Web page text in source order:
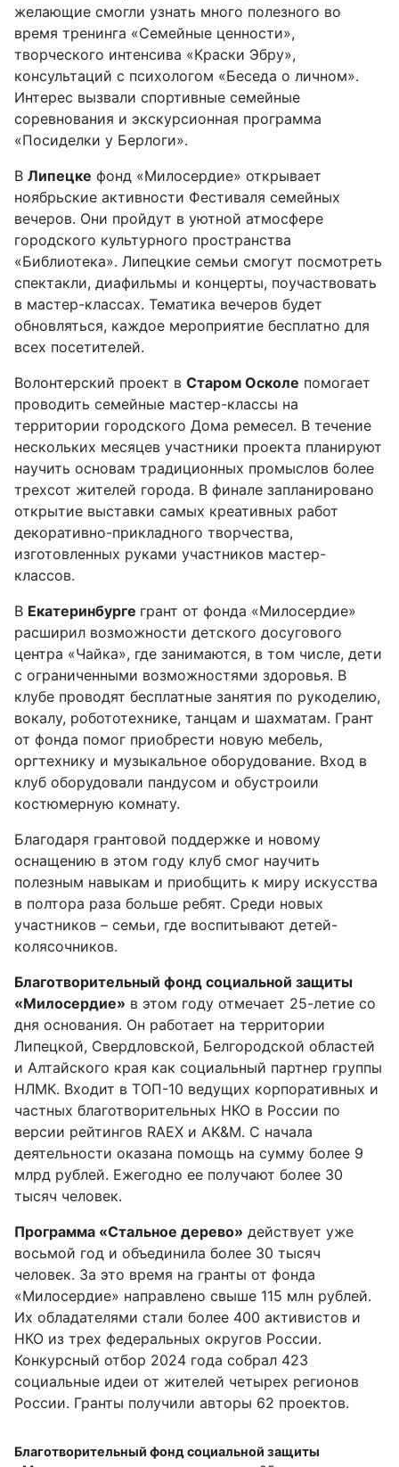
желающие смогли узнать много полезного во
время тренинга «Семейные ценности»,
творческого интенсива «Краски Эбру»,
консультаций с психологом «Беседа о личном».
Интерес вызвали спортивные семейные
соревнования и экскурсионная программа
«Посиделки у Берлоги».
В Липецке фонд «Милосердие» открывает
ноябрьские активности Фестиваля семейных
вечеров. Они пройдут в уютной атмосфере
городского культурного пространства
«Библиотека». Липецкие семьи смогут посмотреть
спектакли, диафильмы и концерты, поучаствовать
в мастер-классах. Тематика вечеров будет
обновляться, каждое мероприятие бесплатно для
всех посетителей.
Волонтерский проект в Старом Осколе помогает
проводить семейные мастер-классы на
территории городского Дома ремесел. В течение
нескольких месяцев участники проекта планируют
научить основам традиционных промыслов более
трехсот жителей города. В финале запланировано
открытие выставки самых креативных работ
декоративно-прикладного творчества,
изготовленных руками участников мастер-
классов.
В Екатеринбурге грант от фонда «Милосердие»
расширил возможности детского досугового
центра «Чайка», где занимаются, в том числе, дети
с ограниченными возможностями здоровья. В
клубе проводят бесплатные занятия по рукоделию,
вокалу, робототехнике, танцам и шахматам. Грант
от фонда помог приобрести новую мебель,
оргтехнику и музыкальное оборудование. Вход в
клуб оборудовали пандусом и обустроили
костюмерную комнату.
Благодаря грантовой поддержке и новому
оснащению в этом году клуб смог научить
полезным навыкам и приобщить к миру искусства
в полтора раза больше ребят. Среди новых
участников – семьи, где воспитывают детей-
колясочников.
Благотворительный фонд социальной защиты
«Милосердие» в этом году отмечает 25-летие со
дня основания. Он работает на территории
Липецкой, Свердловской, Белгородской областей
и Алтайского края как социальный партнер группы
НЛМК. Входит в ТОП-10 ведущих корпоративных и
частных благотворительных НКО в России по
версии рейтингов RAEX и AK&M. С начала
деятельности оказана помощь на сумму более 9
млрд рублей. Ежегодно ее получают более 30
тысяч человек.
Программа «Стальное дерево» действует уже
восьмой год и объединила более 30 тысяч
человек. За это время на гранты от фонда
«Милосердие» направлено свыше 115 млн рублей.
Их обладателями стали более 400 активистов и
НКО из трех федеральных округов России.
Конкурсный отбор 2024 года собрал 423
социальные идеи от жителей четырех регионов
России. Гранты получили авторы 62 проектов.
Благотворительный фонд социальной защиты